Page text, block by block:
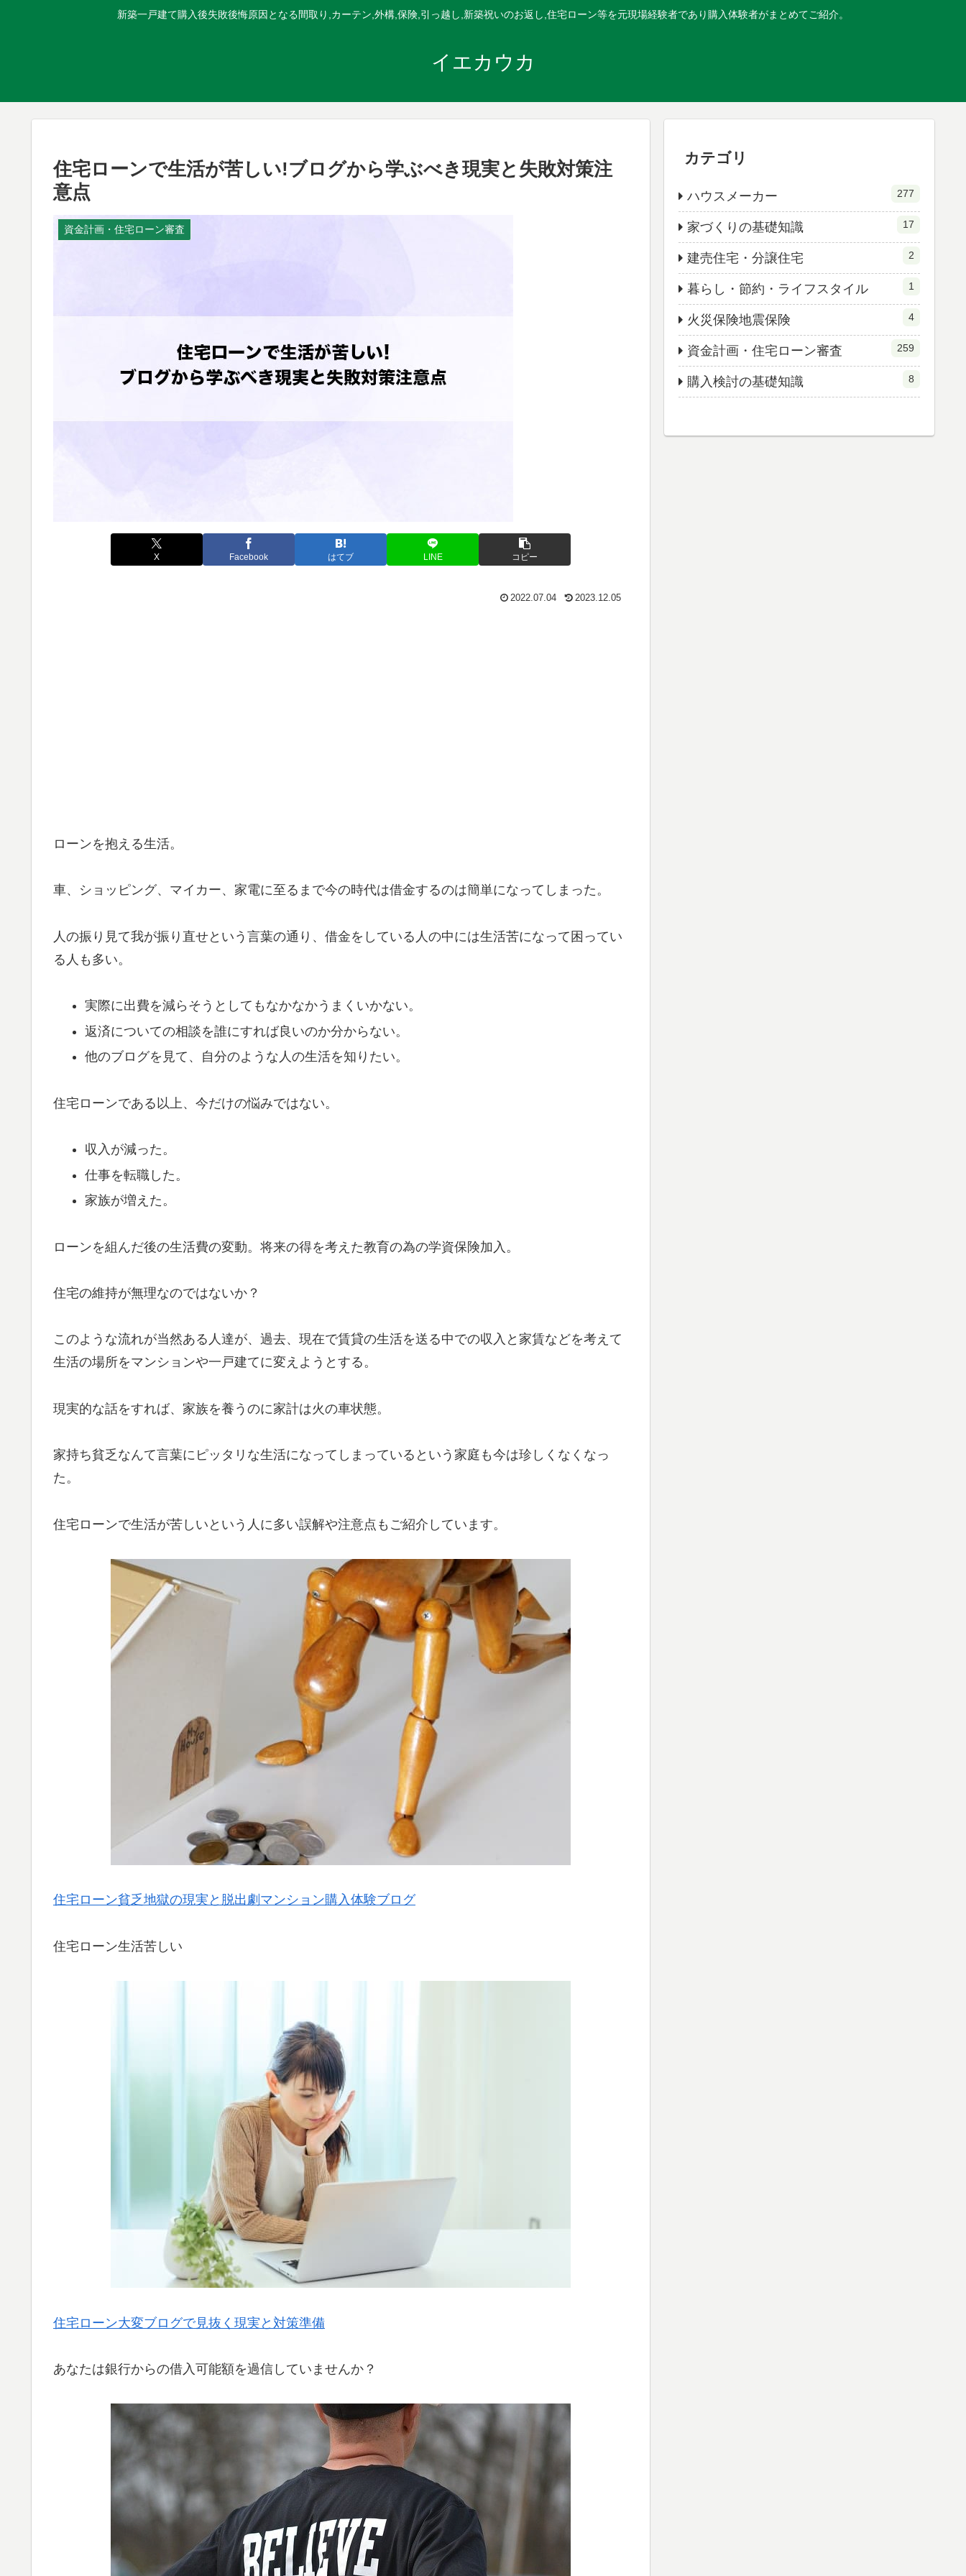
新築一戸建て購入後失敗後悔原因となる間取り,カーテン,外構,保険,引っ越し,新築祝いのお返し,住宅ローン等を元現場経験者であり購入体験者がまとめてご紹介。
イエカウカ
住宅ローンで生活が苦しい!ブログから学ぶべき現実と失敗対策注
意点
資金計画・住宅ローン審査
X Facebook はてブ LINE コピー
2022.07.04 2023.12.05
ローンを抱える生活。
車、ショッピング、マイカー、家電に至るまで今の時代は借金するのは簡単になってしまった。
人の振り見て我が振り直せという言葉の通り、借金をしている人の中には生活苦になって困ってい
る人も多い。
実際に出費を減らそうとしてもなかなかうまくいかない。
返済についての相談を誰にすれば良いのか分からない。
他のブログを見て、自分のような人の生活を知りたい。
住宅ローンである以上、今だけの悩みではない。
収入が減った。
仕事を転職した。
家族が増えた。
ローンを組んだ後の生活費の変動。将来の得を考えた教育の為の学資保険加入。
住宅の維持が無理なのではないか？
このような流れが当然ある人達が、過去、現在で賃貸の生活を送る中での収入と家賃などを考えて
生活の場所をマンションや一戸建てに変えようとする。
現実的な話をすれば、家族を養うのに家計は火の車状態。
家持ち貧乏なんて言葉にピッタリな生活になってしまっているという家庭も今は珍しくなくなっ
た。
住宅ローンで生活が苦しいという人に多い誤解や注意点もご紹介しています。
住宅ローン貧乏地獄の現実と脱出劇マンション購入体験ブログ
住宅ローン生活苦しい
住宅ローン大変ブログで見抜く現実と対策準備
あなたは銀行からの借入可能額を過信していませんか？
カテゴリ
ハウスメーカー 277
家づくりの基礎知識 17
建売住宅・分譲住宅 2
暮らし・節約・ライフスタイル 1
火災保険地震保険 4
資金計画・住宅ローン審査 259
購入検討の基礎知識 8